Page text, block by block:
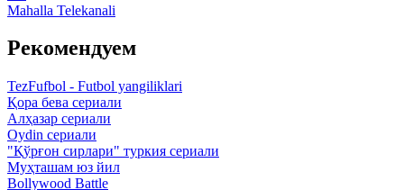
Mahalla Telekanali
Рекомендуем
TezFufbol - Futbol yangiliklari
Қора бева сериали
Алҳазар сериали
Oydin сериали
"Қўрғон сирлари" туркия сериали
Муҳташам юз йил
Bollywood Battle